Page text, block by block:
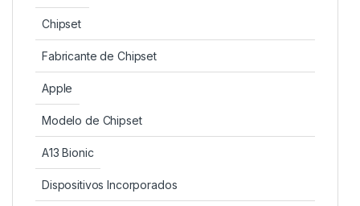
Chipset
Fabricante de Chipset
Apple
Modelo de Chipset
A13 Bionic
Dispositivos Incorporados